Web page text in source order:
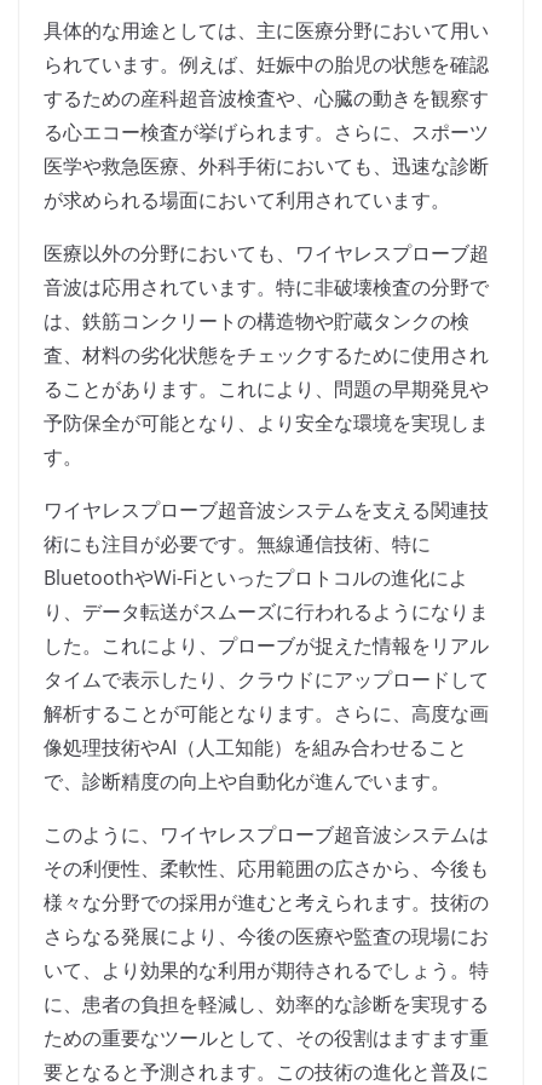
具体的な用途としては、主に医療分野において用い
られています。例えば、妊娠中の胎児の状態を確認
するための産科超音波検査や、心臓の動きを観察す
る心エコー検査が挙げられます。さらに、スポーツ
医学や救急医療、外科手術においても、迅速な診断
が求められる場面において利用されています。
医療以外の分野においても、ワイヤレスプローブ超
音波は応用されています。特に非破壊検査の分野で
は、鉄筋コンクリートの構造物や貯蔵タンクの検
査、材料の劣化状態をチェックするために使用され
ることがあります。これにより、問題の早期発見や
予防保全が可能となり、より安全な環境を実現しま
す。
ワイヤレスプローブ超音波システムを支える関連技
術にも注目が必要です。無線通信技術、特に
BluetoothやWi-Fiといったプロトコルの進化によ
り、データ転送がスムーズに行われるようになりま
した。これにより、プローブが捉えた情報をリアル
タイムで表示したり、クラウドにアップロードして
解析することが可能となります。さらに、高度な画
像処理技術やAI（人工知能）を組み合わせること
で、診断精度の向上や自動化が進んでいます。
このように、ワイヤレスプローブ超音波システムは
その利便性、柔軟性、応用範囲の広さから、今後も
様々な分野での採用が進むと考えられます。技術の
さらなる発展により、今後の医療や監査の現場にお
いて、より効果的な利用が期待されるでしょう。特
に、患者の負担を軽減し、効率的な診断を実現する
ための重要なツールとして、その役割はますます重
要となると予測されます。この技術の進化と普及に